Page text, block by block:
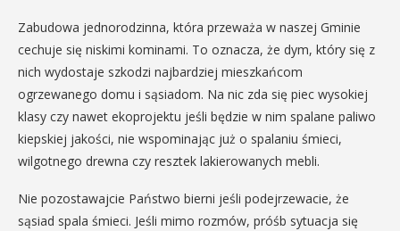
Zabudowa jednorodzinna, która przeważa w naszej Gminie
cechuje się niskimi kominami. To oznacza, że dym, który się z
nich wydostaje szkodzi najbardziej mieszkańcom
ogrzewanego domu i sąsiadom. Na nic zda się piec wysokiej
klasy czy nawet ekoprojektu jeśli będzie w nim spalane paliwo
kiepskiej jakości, nie wspominając już o spalaniu śmieci,
wilgotnego drewna czy resztek lakierowanych mebli.
Nie pozostawajcie Państwo bierni jeśli podejrzewacie, że
sąsiad spala śmieci. Jeśli mimo rozmów, próśb sytuacja się